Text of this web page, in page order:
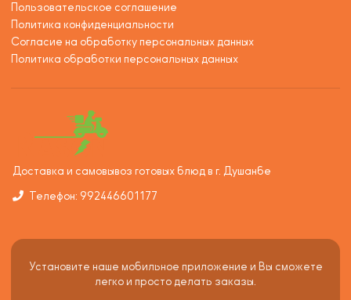
Пользовательское соглашение
Политика конфиденциальности
Согласие на обработку персональных данных
Политика обработки персональных данных
Доставка и самовывоз готовых блюд в г. Душанбе
Телефон: 992446601177
Установите наше мобильное приложение и Вы сможете
легко и просто делать заказы.